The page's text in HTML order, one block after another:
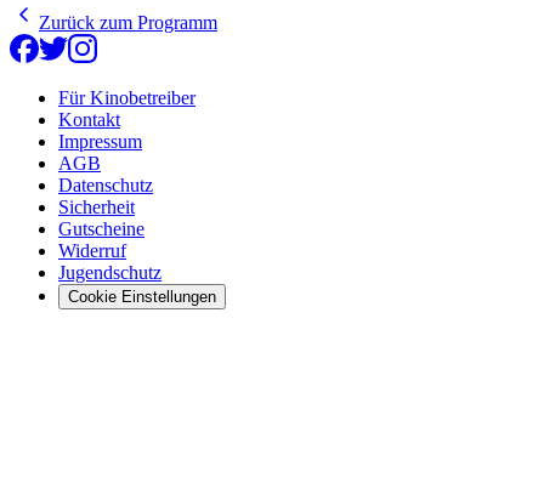
Zurück zum Programm
Für Kinobetreiber
Kontakt
Impressum
AGB
Datenschutz
Sicherheit
Gutscheine
Widerruf
Jugendschutz
Cookie Einstellungen